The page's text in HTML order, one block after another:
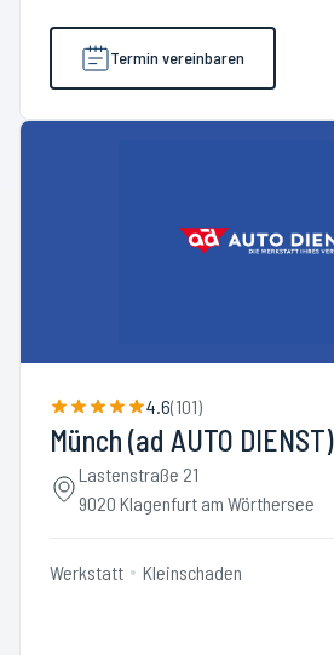
Termin vereinbaren
4.6(101)
Münch (ad AUTO DIENST)
Lastenstraße 21
9020 Klagenfurt am Wörthersee
Werkstatt Kleinschaden